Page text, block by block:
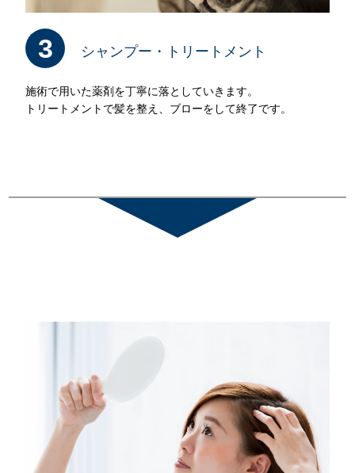
3 シャンプー・トリートメント
施術で用いた薬剤を丁寧に落としていきます。
トリートメントで髪を整え、ブローをして終了です。